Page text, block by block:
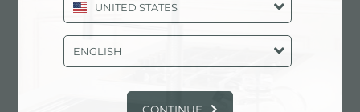
UNITED STATES
ENGLISH